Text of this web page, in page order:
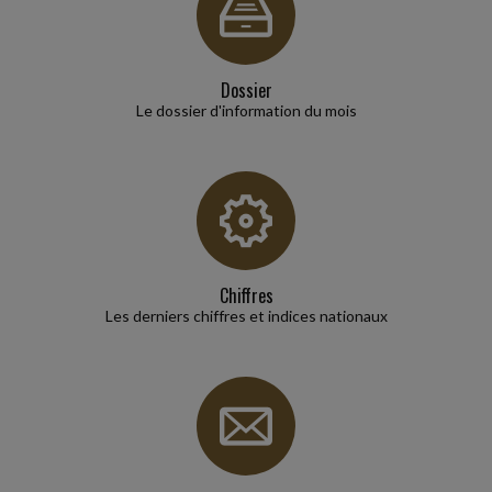
Une loi du 22 décembre 2025 a créé un statut de l'élu local afin de
faciliter la conciliation de l'exercice d'un mandat d'élu local avec la vie
SANCTIONNER DES PROPOS INAPPROPRIÉS D'UN SALARIÉ
Un salarié avait été licencié pour faute grave par son employeur
après avoir tenu des propos inappropriés à l'encontre de trois
l'entrée en vigueur de la réforme de la facturation électronique au 1
Dossier
Le dossier d'information du mois
Chiffres
Les derniers chiffres et indices nationaux